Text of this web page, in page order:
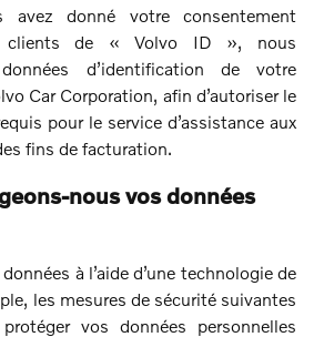
donné votre consentement
clients de « Volvo ID », nous
d’identification de votre
Car Corporation, afin d’autoriser le
pour le service d’assistance aux
fins de facturation.
nous vos données
à l’aide d’une technologie de
les mesures de sécurité suivantes
vos données personnelles